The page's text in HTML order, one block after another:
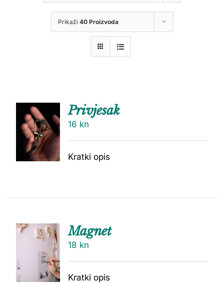
Prikaži 40 Proizvoda
DODAJ
U
KOŠARI
CU
Privjesak
16 kn
Kratki opis
DODAJ
Magnet
18 kn
Kratki opis